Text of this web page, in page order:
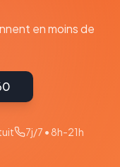
en moins de
7j/7 • 8h-21h